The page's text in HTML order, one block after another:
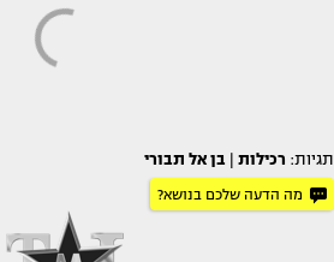
תגיות: רכילות בן אל תבורי
מה הדעה שלכם בנושא?